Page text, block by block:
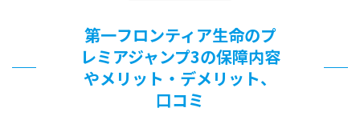
第一フロンティア生命のプ
レミアジャンプ3の保障内容
やメリット・デメリット、
口コミ